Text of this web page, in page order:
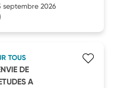
septembre 2026
TOUS
DE
A